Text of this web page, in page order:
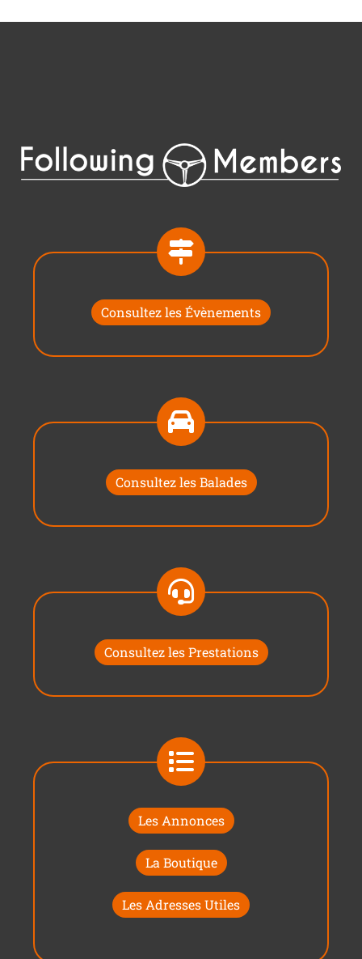
Consultez les Évènements
Consultez les Balades
Consultez les Prestations
Les Annonces
La Boutique
Les Adresses Utiles